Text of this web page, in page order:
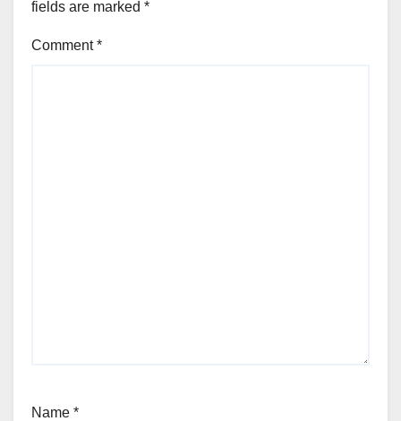
fields are marked *
Comment*
Name *